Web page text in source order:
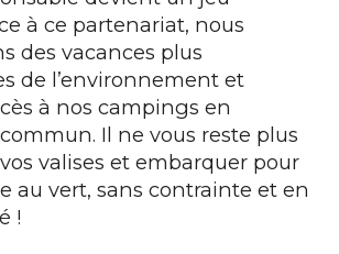
à ce partenariat, nous
des vacances plus
de l’environnement et
à nos campings en
Il ne vous reste plus
valises et embarquer pour
au vert, sans contrainte et en
!